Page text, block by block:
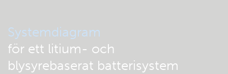
Systemdiagram
för ett litium- och
blysyrebaserat batterisystem